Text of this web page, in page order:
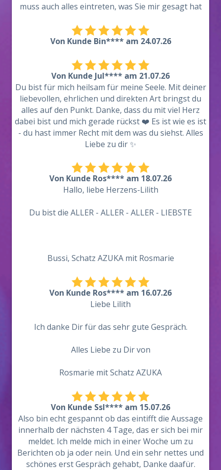
muss auch alles eintreten, was Sie mir gesagt hat
Von Kunde Bin**** am 24.07.26
Von Kunde Jul**** am 21.07.26
Du bist für mich heilsam für meine Seele. Mit deiner
liebevollen, ehrlichen und direkten Art bringst du
alles auf den Punkt. Danke, dass du mit viel Herz
dabei bist und mich gerade rückst ❤️ Es ist wie es ist
- du hast immer Recht mit dem was du siehst. Alles
Liebe zu dir ✨
Von Kunde Ros**** am 18.07.26
Hallo, liebe Herzens-Lilith
Du bist die ALLER - ALLER - ALLER - LIEBSTE
Bussi, Schatz AZUKA mit Rosmarie
Von Kunde Ros**** am 16.07.26
Liebe Lilith
Ich danke Dir für das sehr gute Gespräch.
Alles Liebe zu Dir von
Rosmarie mit Schatz AZUKA
Von Kunde Ssl**** am 15.07.26
Also bin echt gespannt ob das eintifft die Aussage
innerhalb der nächsten 4 Tage, das er sich bei mir
meldet. Ich melde mich in einer Woche um zu
Berichten ob ja oder nein. Und ein sehr nettes und
schönes erst Gespräch gehabt, Danke daafür.